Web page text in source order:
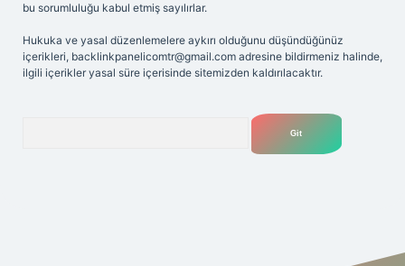
bu sorumluluğu kabul etmiş sayılırlar.
Hukuka ve yasal düzenlemelere aykırı olduğunu düşündüğünüz
içerikleri, backlinkpanelicomtr@gmail.com adresine bildirmeniz halinde,
ilgili içerikler yasal süre içerisinde sitemizden kaldırılacaktır.